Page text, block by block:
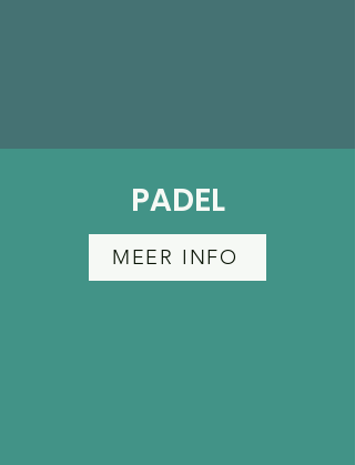
PADEL
MEER INFO